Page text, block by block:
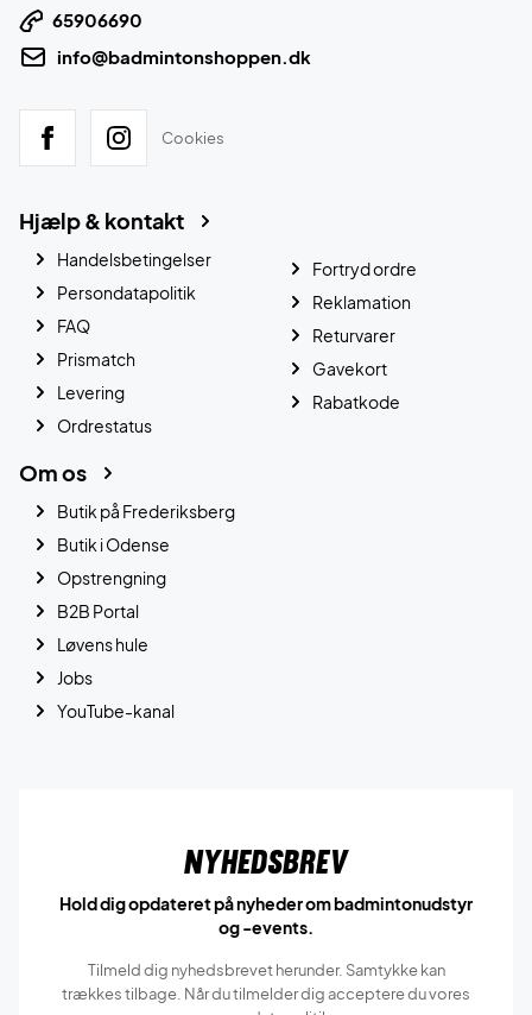
65906690
info@badmintonshoppen.dk
Cookies
Hjælp & kontakt
Handelsbetingelser
Persondatapolitik
FAQ
Prismatch
Levering
Ordrestatus
Fortryd ordre
Reklamation
Returvarer
Gavekort
Rabatkode
Om os
Butik på Frederiksberg
Butik i Odense
Opstrengning
B2B Portal
Løvens hule
Jobs
YouTube-kanal
Nyhedsbrev
Hold dig opdateret på nyheder om badmintonudstyr
og -events.
Tilmeld dig nyhedsbrevet herunder. Samtykke kan
trækkes tilbage. Når du tilmelder dig acceptere du vores